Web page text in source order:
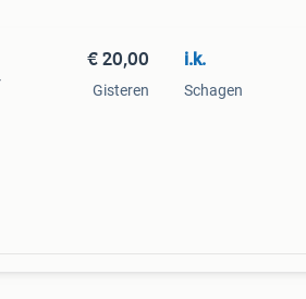
€ 20,00
Gisteren
i.k.
Schagen